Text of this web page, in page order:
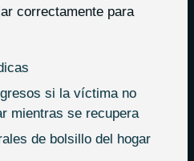
correctamente para
si la víctima no
mientras se recupera
de bolsillo del hogar